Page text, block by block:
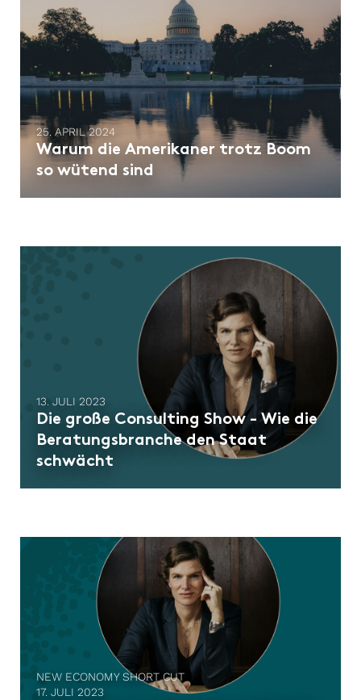
25. APRIL 2024
Warum die Amerikaner trotz Boom
so wütend sind
13. JULI 2023
Die große Consulting Show - Wie die
Beratungsbranche den Staat
schwächt
NEW ECONOMY SHORT CUT
17. JULI 2023